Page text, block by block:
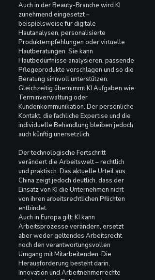
Auch in der Beauty-Branche wird KI
zunehmend eingesetzt –
beispielsweise für digitale
Hautanalysen, personalisierte
Produktempfehlungen oder virtuelle
Hautberatungen. Sie kann
Hautbedürfnisse analysieren, passende
Pflegeprodukte vorschlagen und so die
Beratung sinnvoll unterstützen.
Gleichzeitig übernimmt KI Aufgaben wie
Terminverwaltung oder
Kundenkommunikation. Der persönliche
Kontakt, die fachliche Expertise und die
individuelle Behandlung bleiben jedoch
auch künftig unersetzlich.
Der technologische Fortschritt
verändert die Arbeitswelt – rechtlich
und praktisch. Das aktuelle Urteil aus
China zeigt jedoch deutlich, dass der
Einsatz von KI die Unternehmen nicht
von ihren arbeitsrechtlichen Pflichten
entbindet.
Auch in Europa gilt: KI kann
Arbeitsprozesse verändern, ersetzt
aber weder geltendes Arbeitsrecht
noch den verantwortungsvollen
Umgang mit Mitarbeitenden. Die
Herausforderung besteht darin,
Innovation und Arbeitnehmerrechte